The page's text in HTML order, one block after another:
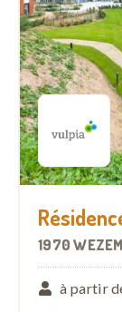
1970
à partir